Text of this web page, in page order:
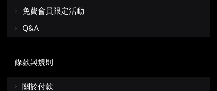
免費會員限定活動
Q&A
條款與規則
關於付款